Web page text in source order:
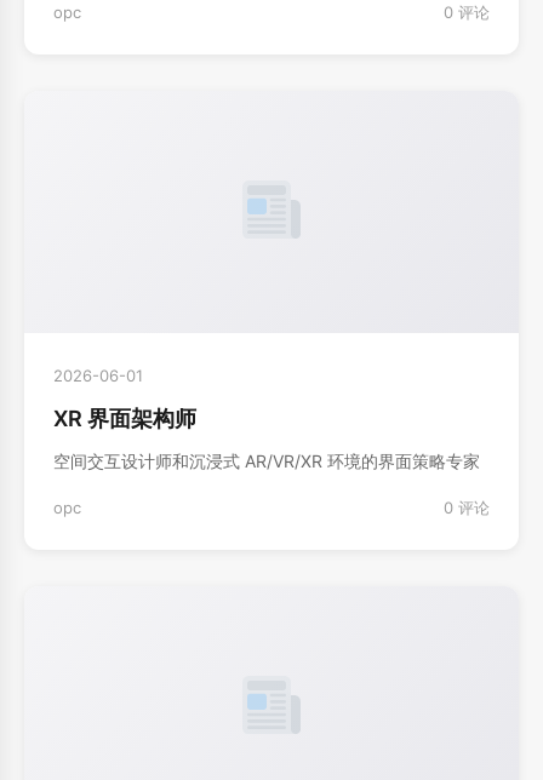
opc 0 评论
2026-06-01
XR 界面架构师
空间交互设计师和沉浸式 AR/VR/XR 环境的界面策略专家
opc 0 评论